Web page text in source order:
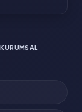
KURUMSAL